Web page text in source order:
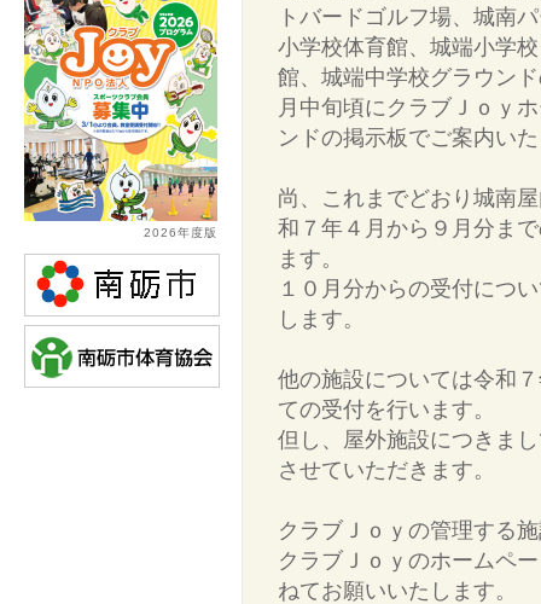
トバードゴルフ場、城南
小学校体育館、城端小学
館、城端中学校グラウン
月中旬頃にクラブＪｏｙ
ンドの掲示板でご案内い
尚、これまでどおり城南
和７年４月から９月分ま
ます。
１０月分からの受付につ
します。
他の施設については令和
ての受付を行います。
但し、屋外施設につきま
させていただきます。
クラブＪｏｙの管理する
クラブＪｏｙのホームペ
ねてお願いいたします。
2026年度版